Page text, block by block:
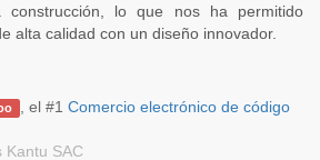
lo que nos ha permitido
alta calidad con un diseño innovador.
, el #1 Comercio electrónico de código
Kantu SAC